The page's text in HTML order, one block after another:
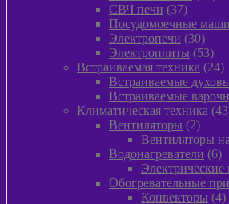
СВЧ печи 3737
товаров
Посудомоечные
Электропечи 3030
Электроплиты 5353
Встраиваемая техника 2424
Встраиваемые
Встраиваемые
Климатическая техника 43
Вентиляторы 22
Вентиляторы
Водонагреватели 66
Электрические
Обогревательные
Конвекторы 44